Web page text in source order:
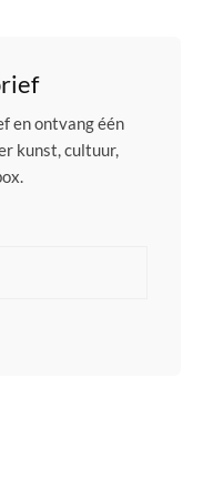
en ontvang één
kunst, cultuur,